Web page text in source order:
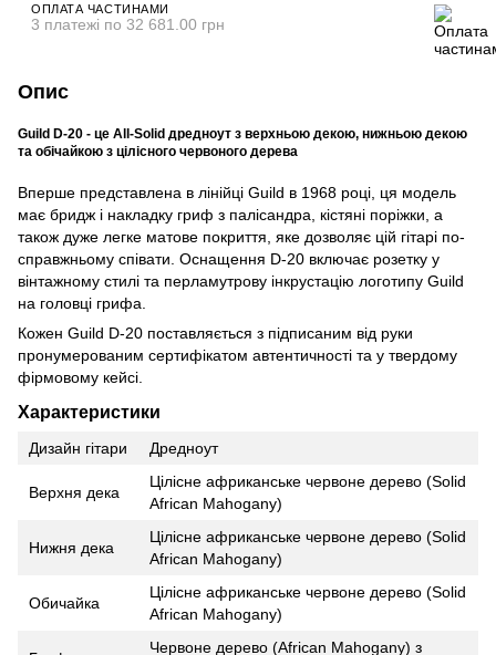
ОПЛАТА ЧАСТИНАМИ
3 платежі по 32 681.00 грн
Опис
Guild D-20 - це All-Solid дредноут з верхньою декою, нижньою декою
та обічайкою з цілісного червоного дерева
Вперше представлена ​​в лінійці Guild в 1968 році, ця модель
має бридж і накладку гриф з палісандра, кістяні поріжки, а
також дуже легке матове покриття, яке дозволяє цій гітарі по-
справжньому співати. Оснащення D-20 включає розетку у
вінтажному стилі та перламутрову інкрустацію логотипу Guild
на головці грифа.
Кожен Guild D-20 поставляється з підписаним від руки
пронумерованим сертифікатом автентичності та у твердому
фірмовому кейсі.
Характеристики
Дизайн гітари Дредноут
Верхня дека
Цілісне африканське червоне дерево (Solid
African Mahogany)
Нижня дека
Цілісне африканське червоне дерево (Solid
African Mahogany)
Обичайка
Цілісне африканське червоне дерево (Solid
African Mahogany)
Червоне дерево (African Mahogany) з